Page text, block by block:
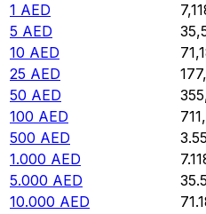
1 AED
5 AED
10 AED
25 AED
50 AED
100 AED
500 AED
1.000 AED
5.000 AED
10.000 AED